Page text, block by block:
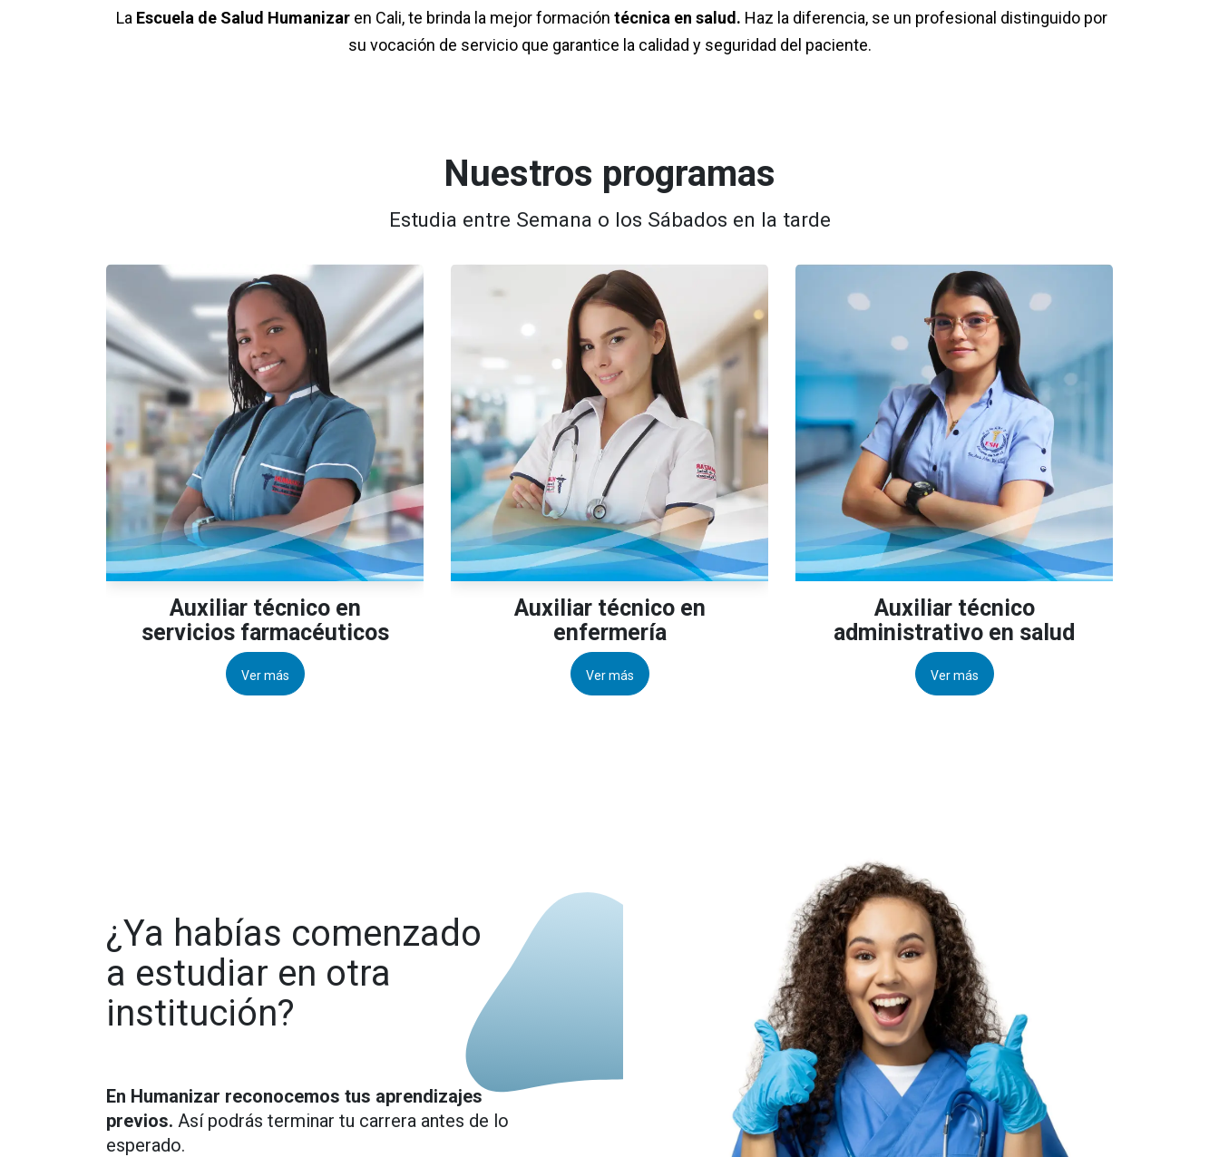
La Escuela de Salud Humanizaren Cali, te brinda la mejor formación técnica en salud. Haz la diferencia, se un profesional distinguido por
su vocación de servicio que garantice la calidad y seguridad del paciente.
Nuestros programas
Estudia entre Semana o los Sábados en la tarde
Auxiliar técnico en
servicios farmacéuticos
Ver más
Auxiliar técnico en
enfermería
Ver más
Auxiliar técnico
administrativo en salud
Ver más
¿Ya habías comenzado
a estudiar en otra
institución?
En Humanizar reconocemos tus aprendizajes
previos. Así podrás terminar tu carrera antes de lo
esperado.